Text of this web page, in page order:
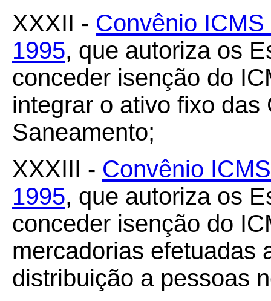
XXXII - Convênio
1995, que autoriza os
conceder isenção do
integrar o ativo fixo
Saneamento;
XXXIII - Convênio
1995, que autoriza os
conceder isenção do
mercadorias efetuadas
distribuição a pessoas